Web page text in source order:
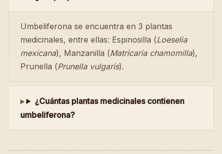
Umbeliferona se encuentra en 3 plantas
medicinales, entre ellas: Espinosilla (Loeselia
mexicana), Manzanilla (Matricaria chamomilla),
Prunella (Prunella vulgaris).
¿Cuántas plantas medicinales contienen
umbeliferona?